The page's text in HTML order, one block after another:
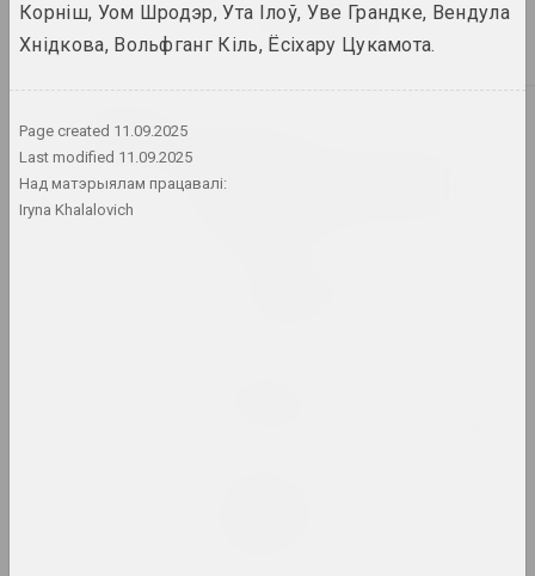
Што дае вам мастацтва?
2024. персанальная выстава
2023
цялеснага, неўміручасць
Корніш, Уом Шродэр, Ута Ілоў, Уве Грандке, Вендула
Хнідкова, Вольфганг Кіль, Ёсіхару Цукамота.
Page created 11.09.2025
Last modified 11.09.2025
Над матэрыялам працавалі:
Iryna Khalalovich